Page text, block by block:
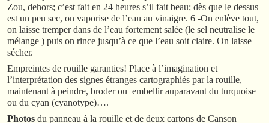
Zou, dehors; c’est fait en 24 heures s’il fait beau; dès que le dessus
est un peu sec, on vaporise de l’eau au vinaigre. 6 -On enlève tout,
on laisse tremper dans de l’eau fortement salée (le sel neutralise le
mélange ) puis on rince jusqu’à ce que l’eau soit claire. On laisse
sécher.
Empreintes de rouille garanties! Place à l’imagination et
l’interprétation des signes étranges cartographiés par la rouille,
maintenant à peindre, broder ou embellir auparavant du turquoise
ou du cyan (cyanotype)….
Photos du panneau à la rouille et de deux cartons de Canson